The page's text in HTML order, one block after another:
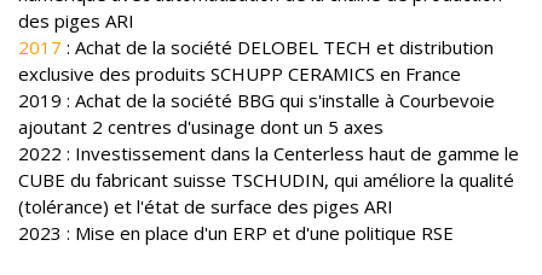
des piges ARI
2017 : Achat de la société DELOBEL TECH et distribution
exclusive des produits SCHUPP CERAMICS en France
2019 : Achat de la société BBG qui s'installe à Courbevoie
ajoutant 2 centres d'usinage dont un 5 axes
2022 : Investissement dans la Centerless haut de gamme le
CUBE du fabricant suisse TSCHUDIN, qui améliore la qualité
(tolérance) et l'état de surface des piges ARI
2023 : Mise en place d'un ERP et d'une politique RSE